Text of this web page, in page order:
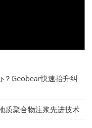
？Geobear快速抬升纠
聚合物注浆先进技术